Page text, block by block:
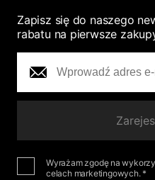
Zapisz się do naszego
rabatu na pierwsze
Wyrażam zgodę na
celach marketingowych. *